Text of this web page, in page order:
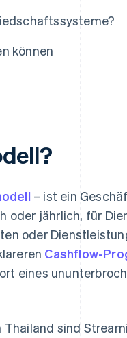
können
– ist ein
oder jährlich, für
oder
Cashflow-
eines
sind